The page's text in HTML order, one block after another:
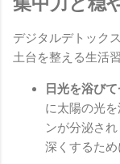
デジタルデトック
土台を整える生活
日光を浴び
に太陽の光
ンが分泌さ
深くするため